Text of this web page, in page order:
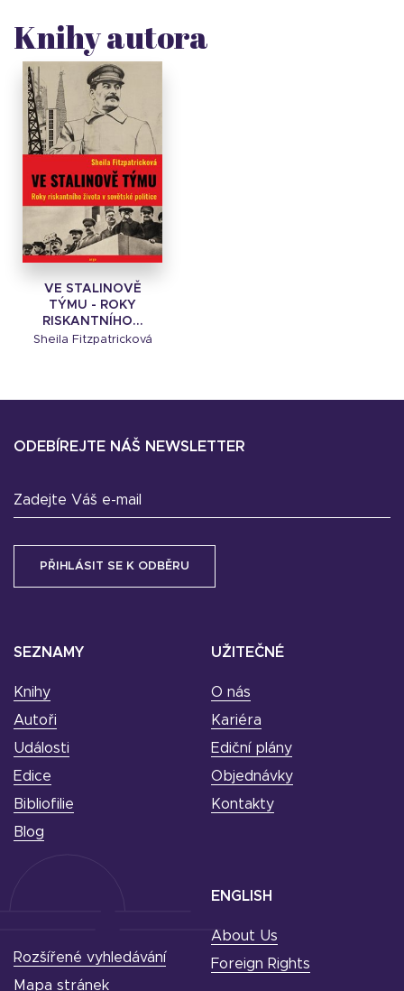
Knihy autora
VE STALINOVĚ
TÝMU - ROKY
RISKANTNÍHO...
Sheila Fitzpatricková
SEZNAMY
Knihy
Autoři
Události
Edice
Bibliofilie
Blog
UŽITEČNÉ
O nás
Kariéra
Ediční plány
Objednávky
Kontakty
ODEBÍREJTE NÁŠ NEWSLETTER
Zadejte Váš e-mail
ENGLISH
About Us
Foreign Rights
Rozšířené vyhledávání
Mapa stránek